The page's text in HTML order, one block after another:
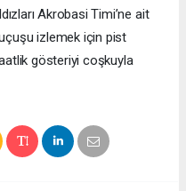
Akrobasi Timi’ne ait
izlemek için pist
gösteriyi coşkuyla